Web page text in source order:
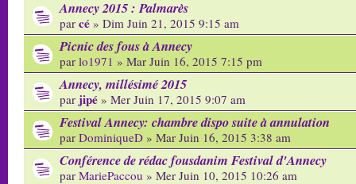
Annecy 2015 : Palmarès
par cé » Dim Juin 21, 2015 9:15 am
Picnic des fous à Annecy
par lo1971 » Mar Juin 16, 2015 7:15 pm
Annecy, millésimé 2015
par jipé » Mer Juin 17, 2015 9:07 am
Festival Annecy: chambre dispo suite à annulation
par DominiqueD » Mar Juin 16, 2015 3:38 am
Conférence de rédac fousdanim Festival d'Annecy
par MariePaccou » Mer Juin 10, 2015 10:26 am